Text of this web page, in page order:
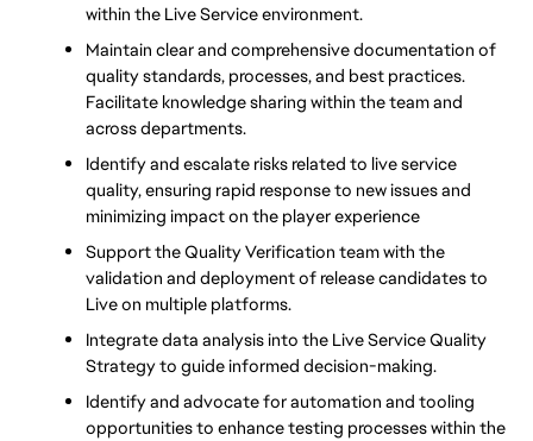
within the Live Service environment.
Maintain clear and comprehensive documentation of
quality standards, processes, and best practices.
Facilitate knowledge sharing within the team and
across departments.
Identify and escalate risks related to live service
quality, ensuring rapid response to new issues and
minimizing impact on the player experience
Support the Quality Verification team with the
validation and deployment of release candidates to
Live on multiple platforms.
Integrate data analysis into the Live Service Quality
Strategy to guide informed decision-making.
Identify and advocate for automation and tooling
opportunities to enhance testing processes within the